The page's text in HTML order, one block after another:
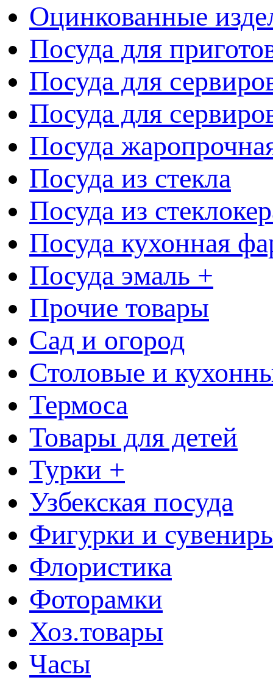
Оцинкованные
Посуда для
Посуда для
Посуда для
Посуда
Посуда из стекла
Посуда из
Посуда кухонная
Посуда эмаль +
Прочие товары
Сад и огород
Столовые и
Термоса
Товары для детей
Турки +
Узбекская посуда
Фигурки и
Флористика
Фоторамки
Хоз.товары
Часы